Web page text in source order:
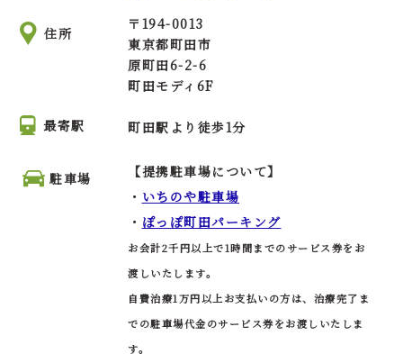
住所
〒 194-0013
東京都町田市
原町田6-2-6
町田モディ6F
最寄駅 町田駅より徒歩1分
駐車場
【提携駐車場について】
・ いちのや駐車場
・ ぽっぽ町田パーキング
お会計2千円以上で1時間までのサービス券をお
渡しいたします。
自費治療1万円以上お支払いの方は、治療完了ま
での駐車場代金のサービス券をお渡しいたしま
す。